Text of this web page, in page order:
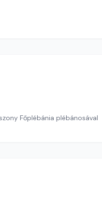
Főplébánia plébánosával